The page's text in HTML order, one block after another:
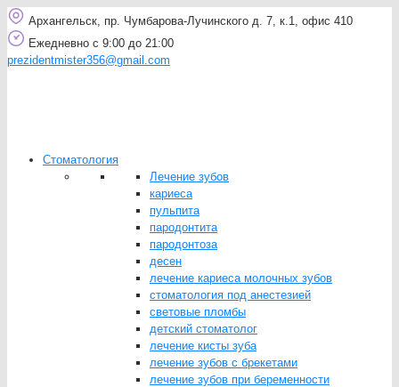
Архангельск, пр. Чумбарова-Лучинского д. 7, к.1, офис 410
Ежедневно с 9:00 до 21:00
prezidentmister356@gmail.com
Стоматология
Лечение зубов
кариеса
пульпита
пародонтита
пародонтоза
десен
лечение кариеса молочных зубов
стоматология под анестезией
световые пломбы
детский стоматолог
лечение кисты зуба
лечение зубов с брекетами
лечение зубов при беременности